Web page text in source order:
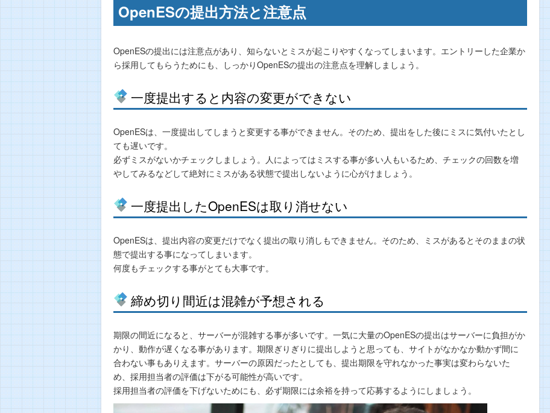
OpenESの提出方法と注意点
OpenESの提出には注意点があり、知らないとミスが起こりやすくなってしまいます。エントリーした企業か
ら採用してもらうためにも、しっかりOpenESの提出の注意点を理解しましょう。
一度提出すると内容の変更ができない
OpenESは、一度提出してしまうと変更する事ができません。そのため、提出をした後にミスに気付いたとし
ても遅いです。
必ずミスがないかチェックしましょう。人によってはミスする事が多い人もいるため、チェックの回数を増
やしてみるなどして絶対にミスがある状態で提出しないように心がけましょう。
一度提出したOpenESは取り消せない
OpenESは、提出内容の変更だけでなく提出の取り消しもできません。そのため、ミスがあるとそのままの状
態で提出する事になってしまいます。
何度もチェックする事がとても大事です。
締め切り間近は混雑が予想される
期限の間近になると、サーバーが混雑する事が多いです。一気に大量のOpenESの提出はサーバーに負担がか
かり、動作が遅くなる事があります。期限ぎりぎりに提出しようと思っても、サイトがなかなか動かず間に
合わない事もありえます。サーバーの原因だったとしても、提出期限を守れなかった事実は変わらないた
め、採用担当者の評価は下がる可能性が高いです。
採用担当者の評価を下げないためにも、必ず期限には余裕を持って応募するようにしましょう。